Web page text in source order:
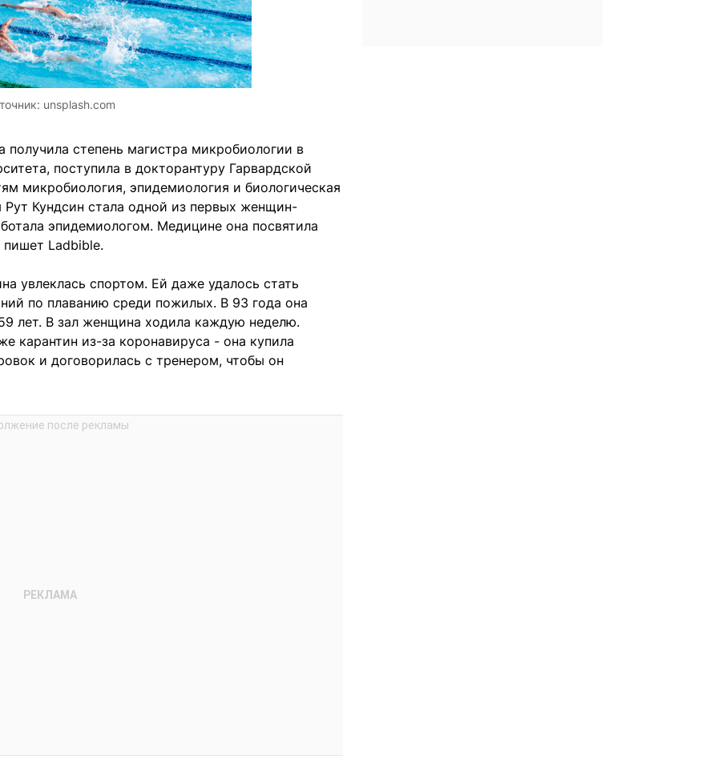
unsplash.com
получила степень магистра микробиологии в
поступила в докторантуру Гарвардской
микробиология, эпидемиология и биологическая
Рут Кундсин стала одной из первых женщин-
эпидемиологом. Медицине она посвятила
пишет Ladbible.
увлеклась спортом. Ей даже удалось стать
по плаванию среди пожилых. В 93 года она
лет. В зал женщина ходила каждую неделю.
карантин из-за коронавируса - она купила
и договорилась с тренером, чтобы он